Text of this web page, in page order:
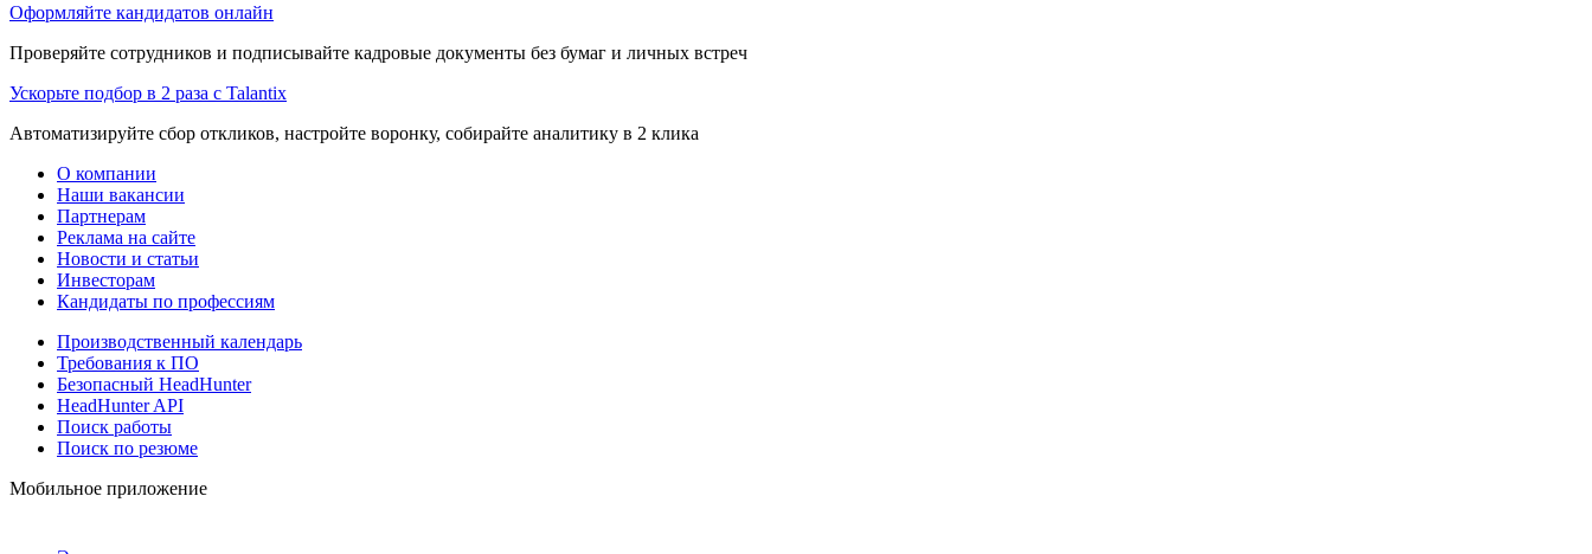
Оформляйте кандидатов онлайн
Проверяйте сотрудников и подписывайте кадровые документы без бумаг и личных встреч
Ускорьте подбор в 2 раза с Talantix
Автоматизируйте сбор откликов, настройте воронку, собирайте аналитику в 2 клика
О компании
Наши вакансии
Партнерам
Реклама на сайте
Новости и статьи
Инвесторам
Кандидаты по профессиям
Производственный календарь
Требования к ПО
Безопасный HeadHunter
HeadHunter API
Поиск работы
Поиск по резюме
Мобильное приложение